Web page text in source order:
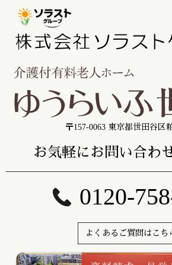
〒157-0063 東京都世田谷区
お気軽にお問い合わ
0120-
よくあるご質問はこち